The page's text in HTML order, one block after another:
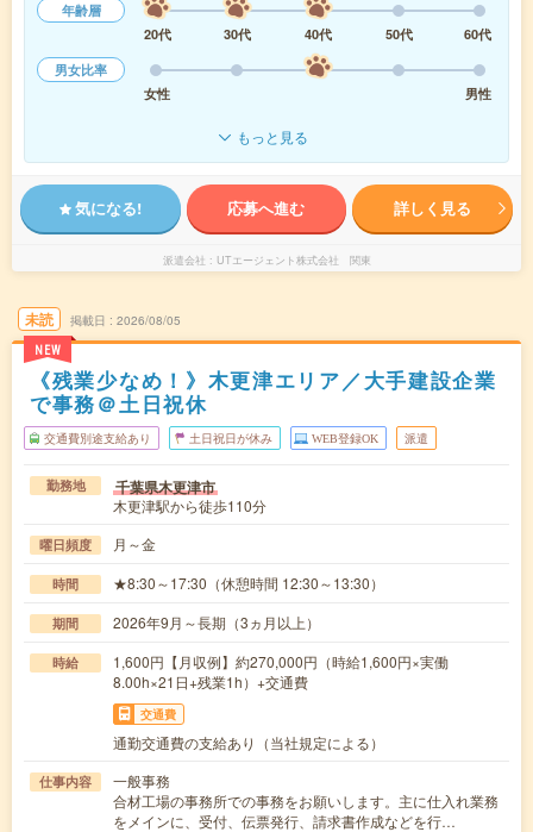
年齢層
20代
30代 40代 50代
60代
男女比率
女性
男性
もっと見る
気になる! 応募へ進む 詳しく見る
派遣会社 UTエージェント株式会社 関東
未読
NEW
掲載日 2026/08/05
《残業少なめ！》木更津エリア／大手建設企業
で事務＠土日祝休
交通費別途支給あり 土日祝日が休み WEB登録OK 派遣
勤務地 千葉県木更津市
木更津駅から徒歩110分
曜日頻度 月～金
時間 ★8:30～17:30（休憩時間 12:30～13:30）
期間 2026年9月～長期（3ヵ月以上）
時給
1,600円【月収例】約270,000円（時給1,600円×実働
8.00h×21日+残業1h）+交通費
交通費
通勤交通費の支給あり（当社規定による）
仕事内容
一般事務
合材工場の事務所での事務をお願いします。主に仕入れ業務
をメインに、受付、伝票発行、請求書作成などを行…